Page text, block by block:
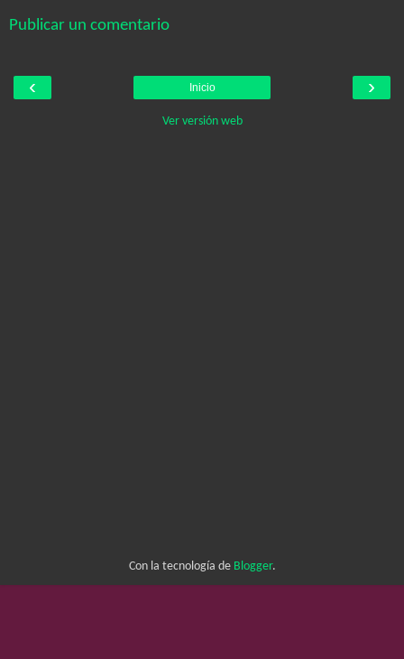
Publicar un comentario
‹ ›
Inicio
Ver versión web
Con la tecnología de Blogger.